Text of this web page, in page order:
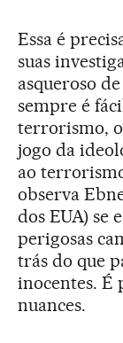
Essa é
suas
asqueroso
sempre é
terrorismo,
jogo da
ao
observa
dos EUA) se
perigosas
trás do que
inocentes. É
nuances.